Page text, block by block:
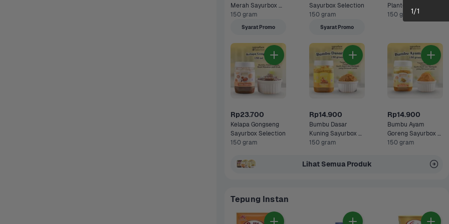
Merah Sayurbox
Selection
150 gram
Syarat Promo
Sayurbox Selection
150 gram
Syarat Promo
Planto
150 gram
Rp23.700
Kelapa Gongseng
Sayurbox Selection
150 gram
Rp14.900
Bumbu Dasar
Kuning Sayurbox
Selection
150 gram
Rp14.900
Bumbu Ayam
Goreng Sayurbox
Selection
150 gram
Lihat Semua Produk
Tepung Instan
1/1